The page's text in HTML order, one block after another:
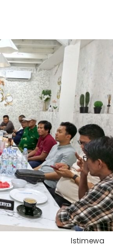
Istimewa